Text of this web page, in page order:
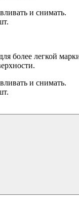
и снимать.
более легкой
и снимать.